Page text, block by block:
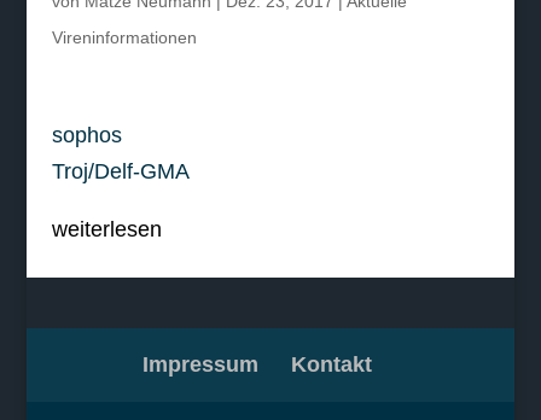
Vireninformationen
sophos
Troj/Delf-GMA
weiterlesen
Impressum Kontakt